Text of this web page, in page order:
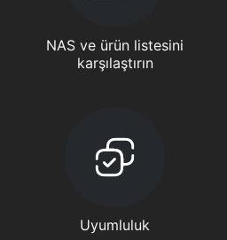
NAS ve ürün listesini
karşılaştırın
Uyumluluk